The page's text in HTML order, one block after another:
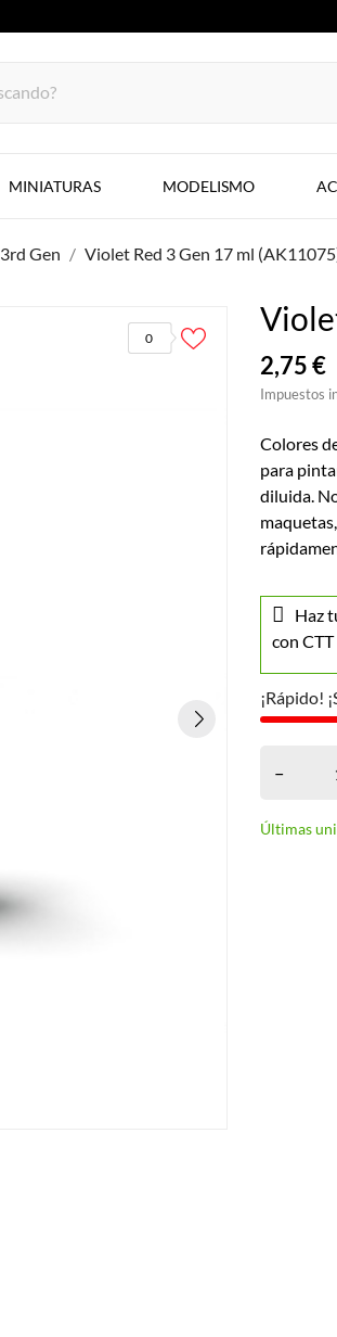
MINIATURAS MODELISMO
3rd Gen Violet Red 3 Gen 17 ml
0
2,75 €
Impuestos
Colores
para
diluida.
Haz
con
¡Rápido!
–
Últimas